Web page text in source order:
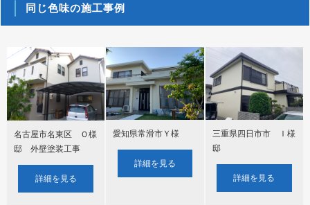
同じ色味の施工事例
名古屋市名東区 Ｏ様
邸 外壁塗装工事
詳細を見る
愛知県常滑市Ｙ様
詳細を見る
三重県四日市市 Ｉ様
邸
詳細を見る